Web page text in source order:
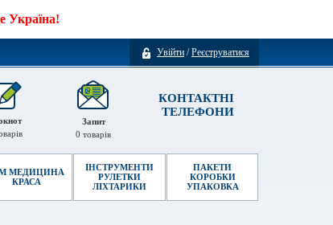
Україна!
Увійти /Реєструватися
КОНТАКТНІ
ТЕЛЕФОНИ
Запит
0 товарів
МЕДИЦИНА
КРАСА
ІНСТРУМЕНТИ
РУЛЕТКИ
ЛІХТАРИКИ
ПАКЕТИ
КОРОБКИ
УПАКОВКА